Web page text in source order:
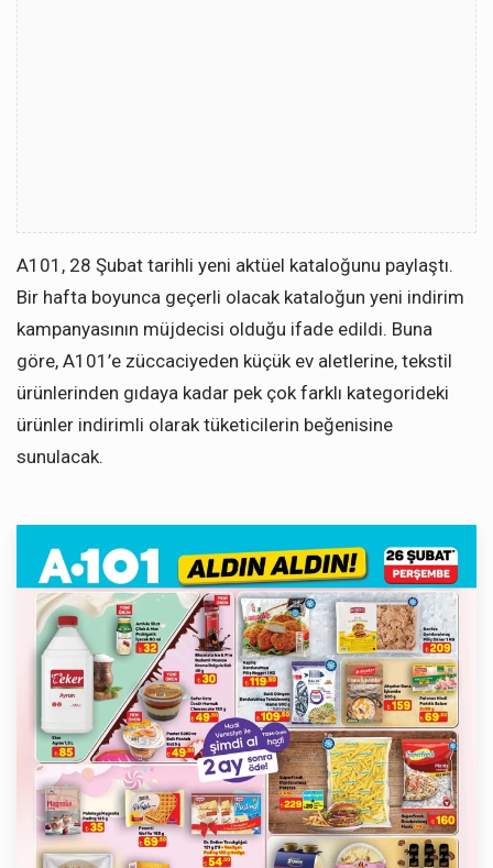
A101, 28 Şubat tarihli yeni aktüel kataloğunu paylaştı.
Bir hafta boyunca geçerli olacak kataloğun yeni indirim
kampanyasının müjdecisi olduğu ifade edildi. Buna
göre, A101’e züccaciyeden küçük ev aletlerine, tekstil
ürünlerinden gıdaya kadar pek çok farklı kategorideki
ürünler indirimli olarak tüketicilerin beğenisine
sunulacak.